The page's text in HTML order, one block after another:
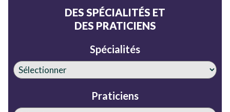
DES SPÉCIALITÉS ET
DES PRATICIENS
Spécialités
Praticiens